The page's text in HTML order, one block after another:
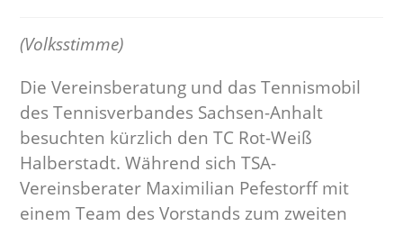
(Volksstimme)
Die Vereinsberatung und das Tennismobil
des Tennisverbandes Sachsen-Anhalt
besuchten kürzlich den TC Rot-Weiß
Halberstadt. Während sich TSA-
Vereinsberater Maximilian Pefestorff mit
einem Team des Vorstands zum zweiten